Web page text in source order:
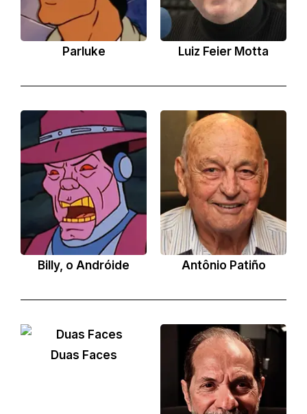
Parluke Luiz Feier Motta
Billy, o Andróide Antônio Patiño
Duas Faces